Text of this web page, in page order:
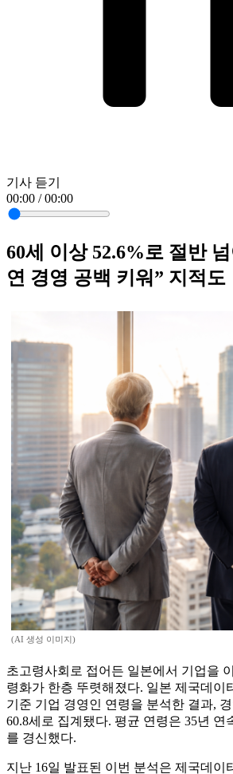
기사 듣기
00:00 / 00:00
60세 이상 52.6%로 절반
연 경영 공백 키워” 지적도
(AI 생성 이미지)
초고령사회로 접어든 일본에서 기업을
령화가 한층 뚜렷해졌다. 일본 제국데이
기준 기업 경영인 연령을 분석한 결과,
60.8세로 집계됐다. 평균 연령은 35년 연
를 경신했다.
지난 16일 발표된 이번 분석은 제국데이